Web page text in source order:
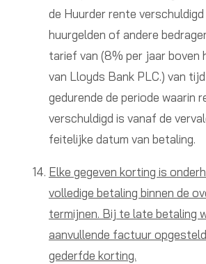
de Huurder rente
huurgelden of andere
tarief van (8% per jaar boven
van Lloyds Bank PLC.) van
gedurende de periode waarin
verschuldigd is vanaf de
feitelijke datum van betaling.
Elke gegeven korting is
volledige betaling binnen de
termijnen. Bij te late betaling
aanvullende factuur
gederfde korting.